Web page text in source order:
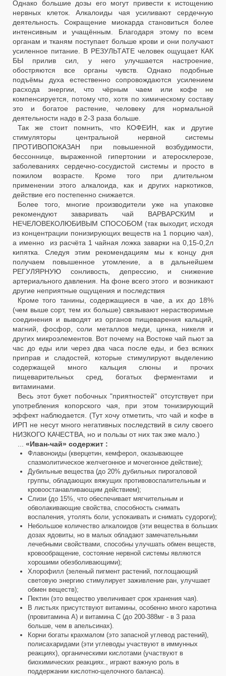
Однако большие дозы его могут привести к истощению
нервных клеток. Алкалоиды чая усиливают сердечную
деятельность. Сокращение миокарда становиться более
интенсивным и учащённым. Благодаря этому по всем
органам и тканям поступает больше крови и они получают
усиленное питание. В РЕЗУЛЬТАТЕ человек ощущает КАК
БЫ прилив сил, у него улучшается настроение,
обостряются все органы чувств. Однако подобные
подъёмы духа естественно сопровождаются усилением
расхода энергии, что чёрным чаем или кофе не
компенсируется, потому что, хотя по химическому составу
это и богатое растение, человеку для нормальной
деятельности надо в 2-3 раза больше.
Так же стоит помнить, что КОФЕИН, как и другие
стимуляторы центральной нервной системы
ПРОТИВОПОКАЗАН при повышенной возбудимости,
бессоннице, выраженной гипертонии и атеросклерозе,
заболеваниях сердечно-сосудистой системы и просто в
пожилом возрасте. Кроме того при длительном
применении этого алкалоида, как и других наркотиков,
действие его постепенно снижается.
Более того, многие производители уже на упаковке
рекомендуют заваривать чай ВАРВАРСКИМ и
НЕЧЕЛОВЕКОЛЮБИВЫМ СПОСОБОМ (так выходит, исходя
из концентрации понизирующих веществ на 1 порцию чая),
а именно из расчёта 1 чайная ложка заварки на 0,15-0,2л
кипятка. Следуя этим рекомендациям мы к концу дня
получаем повышенное утомление, а в дальнейшем
РЕГУЛЯРНУЮ сонливость, депрессию, и снижение
артериального давления. На фоне всего этого и возникают
другие неприятные ощущения и последствия
Кроме того танины, содержащиеся в чае, а их до 18%
(чем выше сорт, тем их больше) связывают нерастворимые
соединения и выводят из органов пищеварения кальций,
магний, фосфор, соли металлов меди, цинка, никеля и
других микроэлементов. Вот почему на Востоке чай пьют за
час до еды или через два часа после еды, и без всяких
приправ и сладостей, которые стимулируют выделению
содержащей много кальция слюны и прочих
пищеварительных сред, богатых ферментами и
витаминами.
Весь этот букет побочных "приятностей" отсутствует при
употребления копорского чая, при этом тонизирующий
эффект наблюдается. (Тут хочу отметить, что чай и кофе в
ИРП не несут много негативных последствий в силу своего
НИЗКОГО КАЧЕСТВА, но и пользы от них так эже мало.)
«Иван-чай» содержит :
Флавоноиды (кверцетин, кемферол, оказывающее
спазмолитическое желчегонное и мочегонное действие);
Дубильные вещества (до 20% дубильных пирогаловой
группы, обладающих вяжущих противовоспалительным и
кровоостанавливающим действием);
Слизи (до 15%, что обеспечивает мягчительным и
обволакивающие свойства, способность снимать
воспаления, утолять боли, успокаивать и снимать судороги);
Небольшое количество алкалоидов (эти вещества в больших
дозах ядовиты, но в малых обладают замечательными
лечебными свойствами, способны улучшать обмен веществ,
кровообращение, состояние нервной системы являются
хорошими обезболивающими);
Хлорофилл (зеленый пигмент растений, поглощающий
световую энергию стимулирует заживление ран, улучшает
обмен веществ);
Пектин (это вещество увеличивает срок хранения чая).
В листьях присутствуют витамины, особенно много каротина
(провитамина А) и витамина С (до 200-388мг - в 3 раза
больше, чем в апельсинах).
Корни богаты крахмалом (это запасной углевод растений),
полисахаридами (эти углеводы участвуют в иммунных
реакциях), органическими кислотами (участвуют в
биохимических реакциях., играют важную роль в
поддержании кислотно-щелочного баланса).